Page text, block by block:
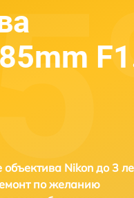
объектива Nikon до 3
по желанию